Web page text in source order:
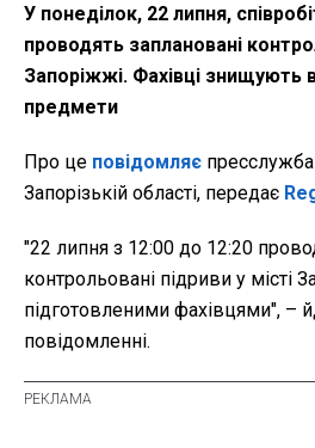
У понеділок, 22 липня,
проводять заплановані
Запоріжжі. Фахівці знищують
предмети
Про це повідомляє
Запорізькій області, передає
"22 липня з 12:00 до 12:20
контрольовані підриви у місті
підготовленими фахівцями", –
повідомленні.